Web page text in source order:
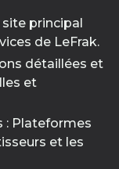
principal
de LeFrak.
détaillées et
et
: Plateformes
et les